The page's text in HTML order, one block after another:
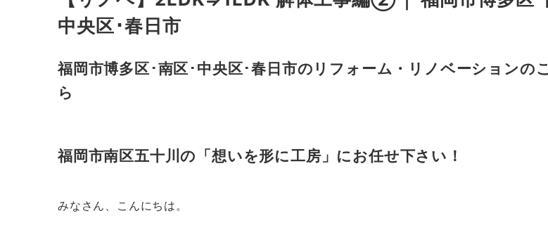
中央区･春日市
福岡市博多区･南区･中央区･春日市のリフォーム・リノベーションの
ら
福岡市南区五十川の「想いを形に工房」にお任せ下さい！
みなさん、こんにちは。